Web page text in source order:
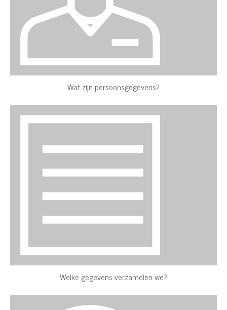
Wat zijn persoonsgegevens?
Welke gegevens verzamelen we?